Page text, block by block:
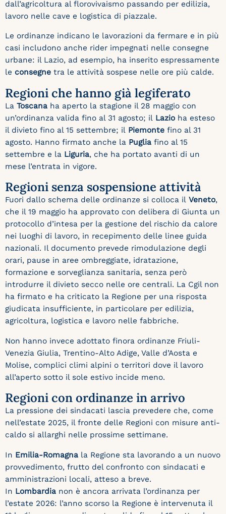
dall’agricoltura al florovivaismo passando per edilizia,
lavoro nelle cave e logistica di piazzale.
Le ordinanze indicano le lavorazioni da fermare e in più
casi includono anche rider impegnati nelle consegne
urbane: il Lazio, ad esempio, ha inserito espressamente
le consegne tra le attività sospese nelle ore più calde.
Regioni che hanno già legiferato
La Toscana ha aperto la stagione il 28 maggio con
un’ordinanza valida fino al 31 agosto; il Lazio ha esteso
il divieto fino al 15 settembre; il Piemonte fino al 31
agosto. Hanno firmato anche la Puglia fino al 15
settembre e la Liguria, che ha portato avanti di un
mese l’entrata in vigore.
Regioni senza sospensione attività
Fuori dallo schema delle ordinanze si colloca il Veneto,
che il 19 maggio ha approvato con delibera di Giunta un
protocollo d’intesa per la gestione del rischio da calore
nei luoghi di lavoro, in recepimento delle linee guida
nazionali. Il documento prevede rimodulazione degli
orari, pause in aree ombreggiate, idratazione,
formazione e sorveglianza sanitaria, senza però
introdurre il divieto secco nelle ore centrali. La Cgil non
ha firmato e ha criticato la Regione per una risposta
giudicata insufficiente, in particolare per edilizia,
agricoltura, logistica e lavoro nelle fabbriche.
Non hanno invece adottato finora ordinanze Friuli-
Venezia Giulia, Trentino-Alto Adige, Valle d’Aosta e
Molise, complici climi alpini o territori dove il lavoro
all’aperto sotto il sole estivo incide meno.
Regioni con ordinanze in arrivo
La pressione dei sindacati lascia prevedere che, come
nell’estate 2025, il fronte delle Regioni con misure anti-
caldo si allarghi nelle prossime settimane.
In Emilia-Romagna la Regione sta lavorando a un nuovo
provvedimento, frutto del confronto con sindacati e
amministrazioni locali, atteso a breve.
In Lombardia non è ancora arrivata l’ordinanza per
l’estate 2026: l’anno scorso la Regione è intervenuta il